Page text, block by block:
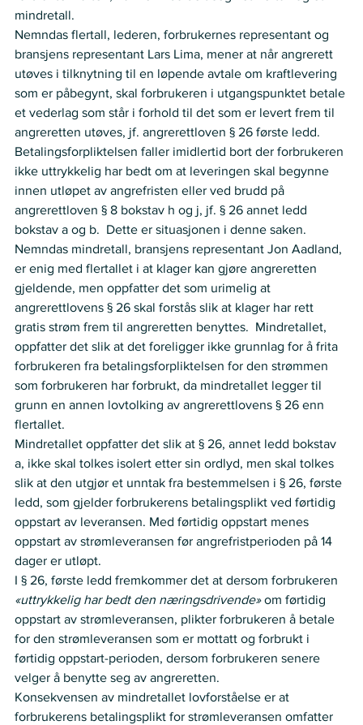
mindretall.
Nemndas flertall, lederen, forbrukernes representant og
bransjens representant Lars Lima, mener at når angrerett
utøves i tilknytning til en løpende avtale om kraftlevering
som er påbegynt, skal forbrukeren i utgangspunktet betale
et vederlag som står i forhold til det som er levert frem til
angreretten utøves, jf. angrerettloven § 26 første ledd.
Betalingsforpliktelsen faller imidlertid bort der forbrukeren
ikke uttrykkelig har bedt om at leveringen skal begynne
innen utløpet av angrefristen eller ved brudd på
angrerettloven § 8 bokstav h og j, jf. § 26 annet ledd
bokstav a og b.  Dette er situasjonen i denne saken.
Nemndas mindretall, bransjens representant Jon Aadland,
er enig med flertallet i at klager kan gjøre angreretten
gjeldende, men oppfatter det som urimelig at
angrerettlovens § 26 skal forstås slik at klager har rett
gratis strøm frem til angreretten benyttes.  Mindretallet,
oppfatter det slik at det foreligger ikke grunnlag for å frita
forbrukeren fra betalingsforpliktelsen for den strømmen
som forbrukeren har forbrukt, da mindretallet legger til
grunn en annen lovtolking av angrerettlovens § 26 enn
flertallet.
Mindretallet oppfatter det slik at § 26, annet ledd bokstav
a, ikke skal tolkes isolert etter sin ordlyd, men skal tolkes
slik at den utgjør et unntak fra bestemmelsen i § 26, første
ledd, som gjelder forbrukerens betalingsplikt ved førtidig
oppstart av leveransen. Med førtidig oppstart menes
oppstart av strømleveransen før angrefristperioden på 14
dager er utløpt.
I § 26, første ledd fremkommer det at dersom forbrukeren
«uttrykkelig har bedt den næringsdrivende» om førtidig
oppstart av strømleveransen, plikter forbrukeren å betale
for den strømleveransen som er mottatt og forbrukt i
førtidig oppstart-perioden, dersom forbrukeren senere
velger å benytte seg av angreretten.
Konsekvensen av mindretallet lovforståelse er at
forbrukerens betalingsplikt for strømleveransen omfatter